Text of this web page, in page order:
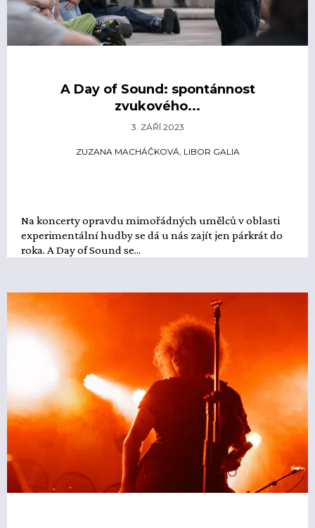
A Day of Sound: spontánnost
zvukového...
3. ZÁŘÍ 2023
ZUZANA MACHÁČKOVÁ, LIBOR GALIA
Na koncerty opravdu mimořádných umělců v oblasti
experimentální hudby se dá u nás zajít jen párkrát do
roka. A Day of Sound se...